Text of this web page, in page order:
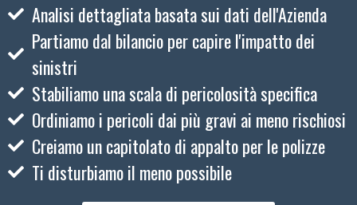
Analisi dettagliata basata sui dati dell'Azienda
Partiamo dal bilancio per capire l'impatto dei
sinistri
Stabiliamo una scala di pericolosità specifica
Ordiniamo i pericoli dai più gravi ai meno rischiosi
Creiamo un capitolato di appalto per le polizze
Ti disturbiamo il meno possibile